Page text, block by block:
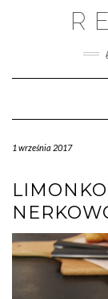
1 września 2017